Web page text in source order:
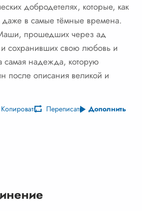
добродетелях, которые, как
даже в самые тёмные времена.
прошедших через ад
сохранивших свою любовь и
самая надежда, которую
после описания великой и
Копировать Переписать Дополнить